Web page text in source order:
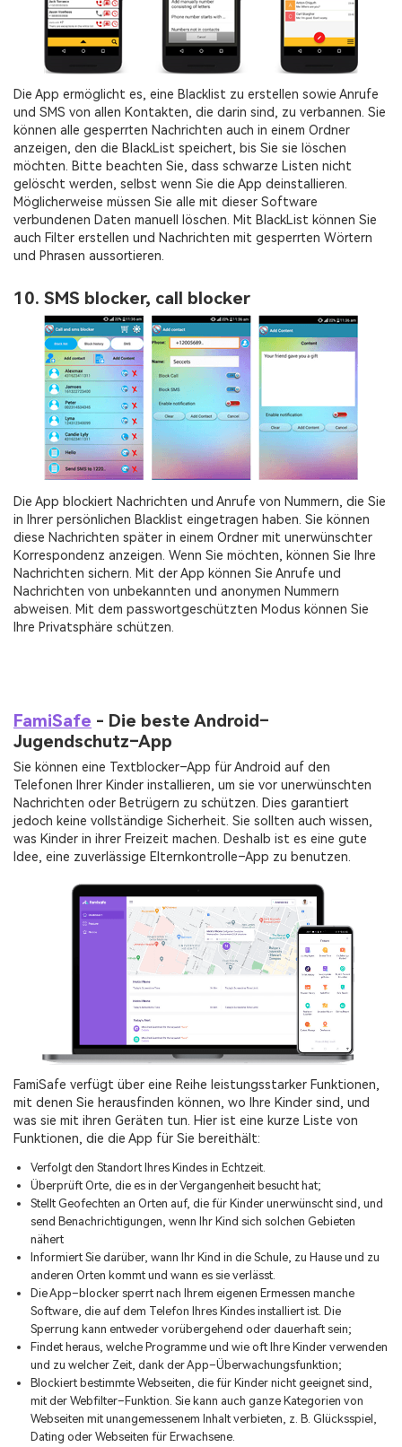
Die App ermöglicht es, eine Blacklist zu erstellen sowie Anrufe
und SMS von allen Kontakten, die darin sind, zu verbannen. Sie
können alle gesperrten Nachrichten auch in einem Ordner
anzeigen, den die BlackList speichert, bis Sie sie löschen
möchten. Bitte beachten Sie, dass schwarze Listen nicht
gelöscht werden, selbst wenn Sie die App deinstallieren.
Möglicherweise müssen Sie alle mit dieser Software
verbundenen Daten manuell löschen. Mit BlackList können Sie
auch Filter erstellen und Nachrichten mit gesperrten Wörtern
und Phrasen aussortieren.
10. SMS blocker, call blocker
Die App blockiert Nachrichten und Anrufe von Nummern, die Sie
in Ihrer persönlichen Blacklist eingetragen haben. Sie können
diese Nachrichten später in einem Ordner mit unerwünschter
Korrespondenz anzeigen. Wenn Sie möchten, können Sie Ihre
Nachrichten sichern. Mit der App können Sie Anrufe und
Nachrichten von unbekannten und anonymen Nummern
abweisen. Mit dem passwortgeschützten Modus können Sie
Ihre Privatsphäre schützen.
FamiSafe - Die beste Android–
Jugendschutz–App
Sie können eine Textblocker–App für Android auf den
Telefonen Ihrer Kinder installieren, um sie vor unerwünschten
Nachrichten oder Betrügern zu schützen. Dies garantiert
jedoch keine vollständige Sicherheit. Sie sollten auch wissen,
was Kinder in ihrer Freizeit machen. Deshalb ist es eine gute
Idee, eine zuverlässige Elternkontrolle–App zu benutzen.
FamiSafe verfügt über eine Reihe leistungsstarker Funktionen,
mit denen Sie herausfinden können, wo Ihre Kinder sind, und
was sie mit ihren Geräten tun. Hier ist eine kurze Liste von
Funktionen, die die App für Sie bereithält:
Verfolgt den Standort Ihres Kindes in Echtzeit.
Überprüft Orte, die es in der Vergangenheit besucht hat;
Stellt Geofechten an Orten auf, die für Kinder unerwünscht sind, und
send Benachrichtigungen, wenn Ihr Kind sich solchen Gebieten
nähert
Informiert Sie darüber, wann Ihr Kind in die Schule, zu Hause und zu
anderen Orten kommt und wann es sie verlässt.
Die App–blocker sperrt nach Ihrem eigenen Ermessen manche
Software, die auf dem Telefon Ihres Kindes installiert ist. Die
Sperrung kann entweder vorübergehend oder dauerhaft sein;
Findet heraus, welche Programme und wie oft Ihre Kinder verwenden
und zu welcher Zeit, dank der App–Überwachungsfunktion;
Blockiert bestimmte Webseiten, die für Kinder nicht geeignet sind,
mit der Webfilter–Funktion. Sie kann auch ganze Kategorien von
Webseiten mit unangemessenem Inhalt verbieten, z. B. Glücksspiel,
Dating oder Webseiten für Erwachsene.